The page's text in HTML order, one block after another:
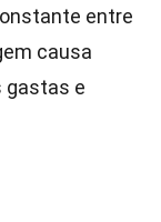
entre
causa
gastas e